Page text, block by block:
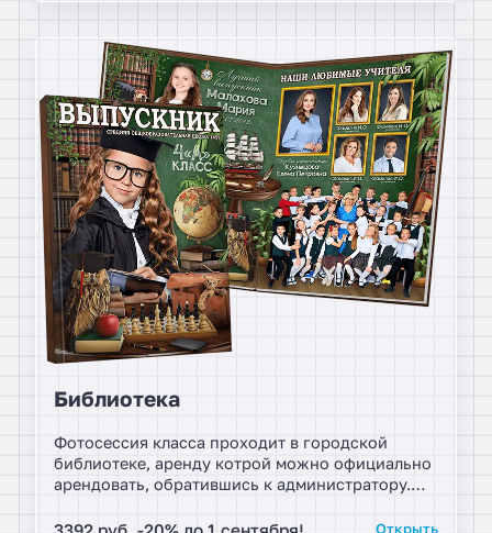
Библиотека
Фотосессия класса проходит в городской
библиотеке, аренду котрой можно официально
арендовать, обратившись к администратору.
организуйте в ней постановочную фотосессию.
Открыть